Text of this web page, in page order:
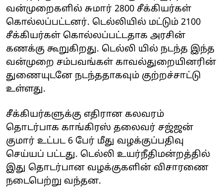
வன்முறைகளில் சுமார் 2800 சீக்கியர்கள்
கொல்லப்பட்டனர். டெல்லியில் மட்டும் 2100
சீக்கியர்கள் கொல்லப்பட்டதாக அரசின்
கணக்கு கூறுகிறது. டெல்லி யில் நடந்த இந்த
வன்முறை சம்பவங்கள் காவல்துறையினரின்
துணையுடனே நடந்ததாகவும் குற்றச்சாட்டு
உள்ளது.
சீ்க்கியர்களுக்கு எதிரான கலவரம்
தொடர்பாக காங்கிரஸ் தலைவர் சஜ்ஜன்
குமார் உட்பட 6 பேர் மீது வழக்குப்பதிவு
செய்யப் பட்டது. டெல்லி உயர்நீதிமன்றத்தில்
இது தொடர்பான வழக்குகளின் விசாரணை
நடைபெற்று வந்தன.